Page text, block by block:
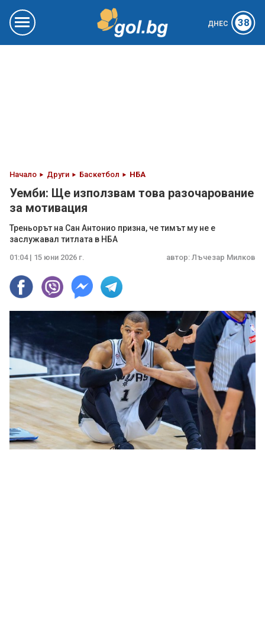
ДНЕС 38
Начало Други Баскетбол НБА
Уемби: Ще използвам това разочарование
за мотивация
Треньорът на Сан Антонио призна, че тимът му не е
заслужавал титлата в НБА
01:04 | 15 юни 2026 г. автор: Лъчезар Милков